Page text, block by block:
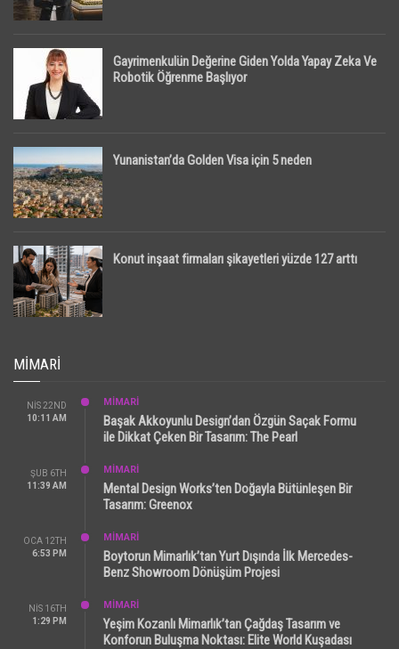
Gayrimenkulün Değerine Giden Yolda Yapay Zeka Ve
Robotik Öğrenme Başlıyor
Yunanistan’da Golden Visa için 5 neden
Konut inşaat firmaları şikayetleri yüzde 127 arttı
MIMARI
NIS 22ND
10:11 AM
MİMARİ
Başak Akkoyunlu Design’dan Özgün Saçak Formu
ile Dikkat Çeken Bir Tasarım: The Pearl
ŞUB 6TH
11:39 AM
MİMARİ
Mental Design Works’ten Doğayla Bütünleşen Bir
Tasarım: Greenox
OCA 12TH
6:53 PM
MİMARİ
Boytorun Mimarlık’tan Yurt Dışında İlk Mercedes-
Benz Showroom Dönüşüm Projesi
NIS 16TH
1:29 PM
MİMARİ
Yeşim Kozanlı Mimarlık’tan Çağdaş Tasarım ve
Konforun Buluşma Noktası: Elite World Kuşadası